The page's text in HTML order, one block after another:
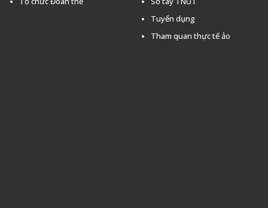
Tuyển dụng
Tham quan thực tế ảo